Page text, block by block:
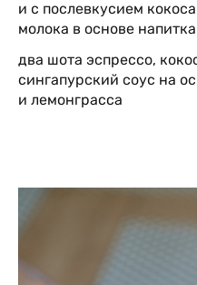
и с послевкусием
молока в основе
два шота эспрессо,
сингапурский соус на
и лемонграсса